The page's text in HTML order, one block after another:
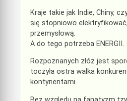
Kraje takie jak Indie, Chiny,
się stopniowo
przemysłową.
A do tego potrzeba ENERGII.
Rozpoznanych złóż jest
toczyła ostra walka
kontynentami.